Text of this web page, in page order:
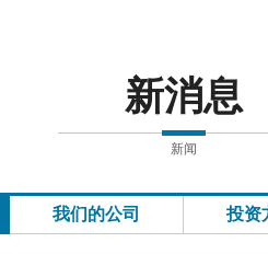
新消息
新闻
我们的公司 投资